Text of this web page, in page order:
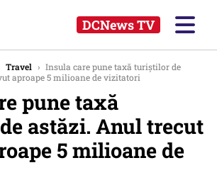
DCNews TV
Travel › Insula care pune taxă turiștilor de
aproape 5 milioane de vizitatori
pune taxă
astăzi. Anul trecut
5 milioane de